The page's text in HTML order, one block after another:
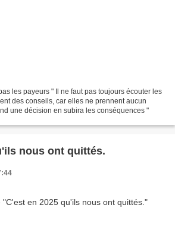
les payeurs " Il ne faut pas toujours écouter les
des conseils, car elles ne prennent aucun
une décision en subira les conséquences "
nous ont quittés.